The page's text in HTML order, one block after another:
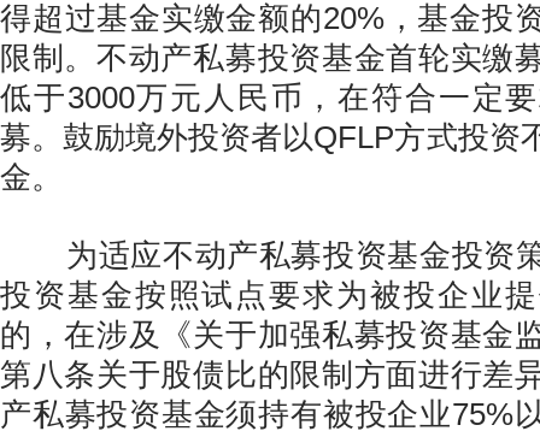
得超过基金实缴金额的20%，基金投
限制。不动产私募投资基金首轮实缴
低于3000万元人民币，在符合一定
募。鼓励境外投资者以QFLP方式投资
金。
为适应不动产私募投资基金投资
投资基金按照试点要求为被投企业
的，在涉及《关于加强私募投资基金
第八条关于股债比的限制方面进行差
产私募投资基金须持有被投企业75%